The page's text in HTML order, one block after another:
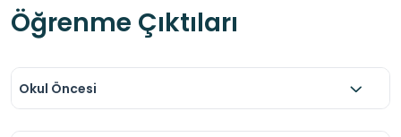
Öğrenme Çıktıları
Okul Öncesi